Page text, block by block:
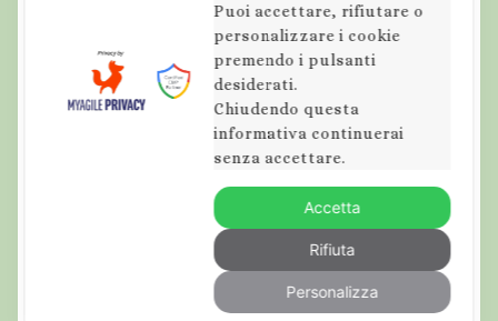
Puoi accettare, rifiutare o
personalizzare i cookie
premendo i pulsanti
desiderati.
Chiudendo questa
informativa continuerai
senza accettare.
Accetta
Rifiuta
Personalizza